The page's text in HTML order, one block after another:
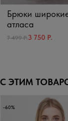
Брюки
атласа
7 499 Р.3 750 Р.
С ЭТИМ
-60%